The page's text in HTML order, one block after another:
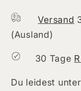
Versand
(Ausland)
30 Tage
Du leidest